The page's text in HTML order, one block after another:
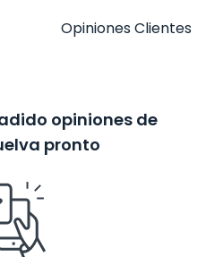
Opiniones Clientes
opiniones de
pronto